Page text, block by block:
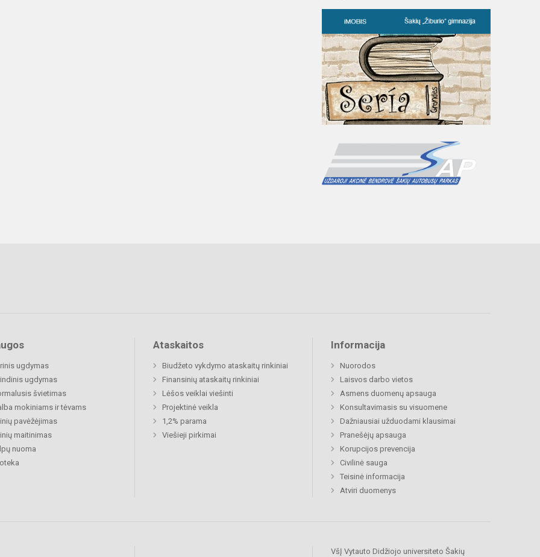
ugdymas
ugdymas
švietimas
mokiniams ir tėvams
pavėžėjimas
maitinimas
nuoma
Ataskaitos
Biudžeto vykdymo ataskaitų rinkiniai
Finansinių ataskaitų rinkiniai
Lėšos veiklai viešinti
Projektinė veikla
1,2% parama
Viešieji pirkimai
Informacija
Nuorodos
Laisvos darbo vietos
Asmens duomenų apsauga
Konsultavimasis su visuomene
Dažniausiai užduodami klausimai
Pranešėjų apsauga
Korupcijos prevencija
Civilinė sauga
Teisinė informacija
Atviri duomenys
VšĮ Vytauto Didžiojo universiteto Šakių